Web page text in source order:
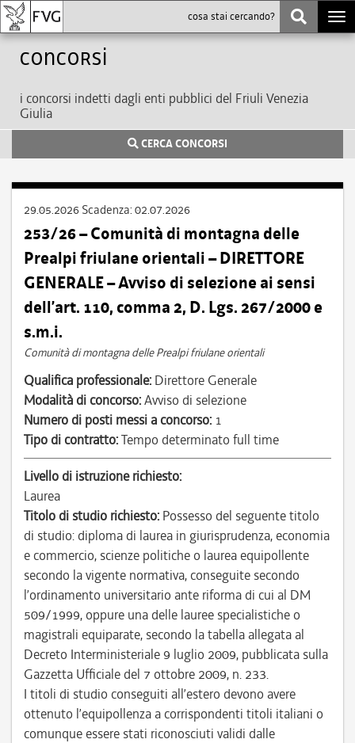
Concorsi
i concorsi indetti dagli enti pubblici del Friuli Venezia
Giulia
CERCA CONCORSI
29.05.2026 Scadenza: 02.07.2026
253/26 – Comunità di montagna delle
Prealpi friulane orientali – DIRETTORE
GENERALE – Avviso di selezione ai sensi
dell’art. 110, comma 2, D. Lgs. 267/2000 e
s.m.i.
Comunità di montagna delle Prealpi friulane orientali
Qualifica professionale: Direttore Generale
Modalità di concorso:Avviso di selezione
Numero di posti messi a concorso: 1
Tipo di contratto:Tempo determinato full time
Livello di istruzione richiesto:
Laurea
Titolo di studio richiesto: Possesso del seguente titolo
di studio: diploma di laurea in giurisprudenza, economia
e commercio, scienze politiche o laurea equipollente
secondo la vigente normativa, conseguite secondo
l’ordinamento universitario ante riforma di cui al DM
509/1999, oppure una delle lauree specialistiche o
magistrali equiparate, secondo la tabella allegata al
Decreto Interministeriale 9 luglio 2009, pubblicata sulla
Gazzetta Ufficiale del 7 ottobre 2009, n. 233.
I titoli di studio conseguiti all’estero devono avere
ottenuto l’equipollenza a corrispondenti titoli italiani o
comunque essere stati riconosciuti validi dalle